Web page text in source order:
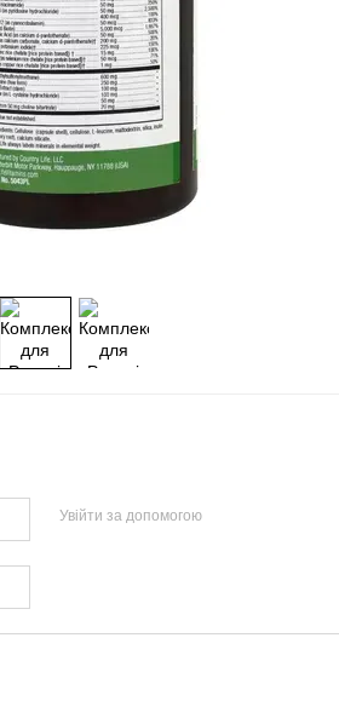
Увійти за допомогою